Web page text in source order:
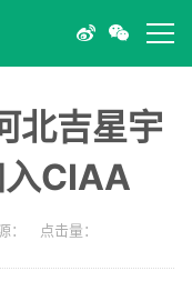
北吉星宇
CIAA
： 点击量：